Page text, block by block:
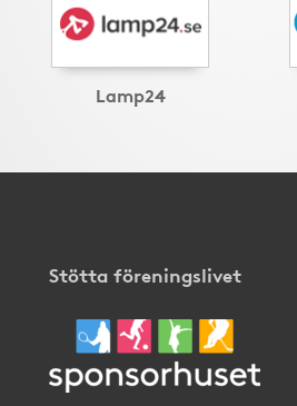
Lamp24
Stötta föreningslivet